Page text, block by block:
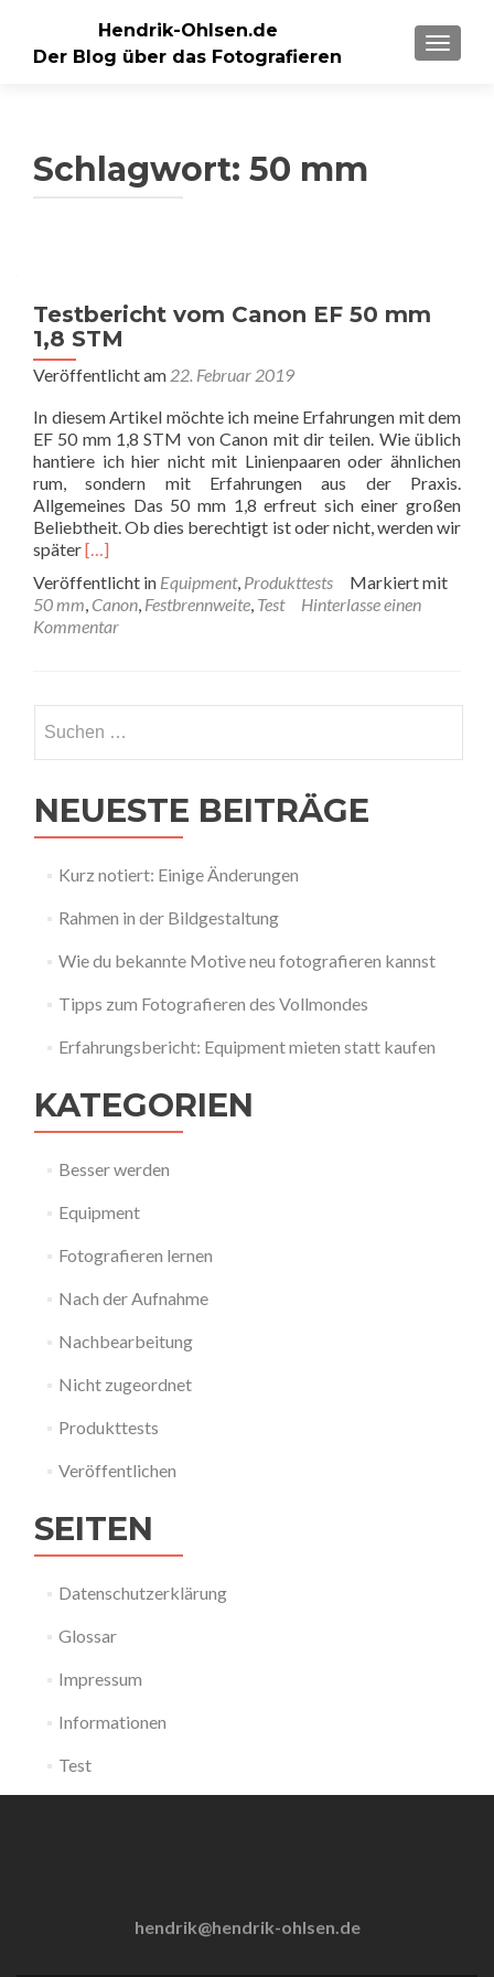
Hendrik-Ohlsen.de
Der Blog über das Fotografieren
Schlagwort: 50 mm
Testbericht vom Canon EF 50 mm
1,8 STM
Veröffentlicht am 22. Februar 2019
In diesem Artikel möchte ich meine Erfahrungen mit dem
EF 50 mm 1,8 STM von Canon mit dir teilen. Wie üblich
hantiere ich hier nicht mit Linienpaaren oder ähnlichen
rum, sondern mit Erfahrungen aus der Praxis.
Allgemeines Das 50 mm 1,8 erfreut sich einer großen
Beliebtheit. Ob dies berechtigt ist oder nicht, werden wir
späterRead
about
Testbericht
vom
50
mm
[…]
Veröffentlicht in Equipment, Produkttests
Markiert mit
50 mm, Canon, Festbrennweite, Test
Hinterlasse einen
Kommentar
nach:
NEUESTE BEITRÄGE
Kurz notiert: Einige Änderungen
Rahmen in der Bildgestaltung
Wie du bekannte Motive neu fotografieren kannst
Tipps zum Fotografieren des Vollmondes
Erfahrungsbericht: Equipment mieten statt kaufen
KATEGORIEN
Besser werden
Equipment
Fotografieren lernen
Nach der Aufnahme
Nachbearbeitung
Nicht zugeordnet
Produkttests
Veröffentlichen
SEITEN
Datenschutzerklärung
Glossar
Impressum
Informationen
Test
hendrik@hendrik-ohlsen.de